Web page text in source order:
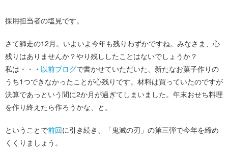
採用担当者の塩見です。
さて師走の12月。いよいよ今年も残りわずかですね。みなさま、心
残りはありませんか？やり残ししたことはないでしょうか？
私は・・・ 以前ブログで書かせていただいた、新たなお菓子作りの
うち1つできなかったことが心残りです。材料は買っていたのですが
決算であっという間に2か月が過ぎてしまいました。年末おせち料理
を作り終えたら作ろうかな、と。
ということで前回に引き続き、「鬼滅の刃」の第三弾で今年を締め
くくりましょう。